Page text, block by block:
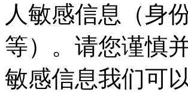
人敏感信息（身
等）。请您谨慎
敏感信息我们可